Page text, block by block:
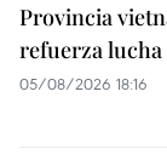
Provincia
refuerza lucha
05/08/2026 18:16